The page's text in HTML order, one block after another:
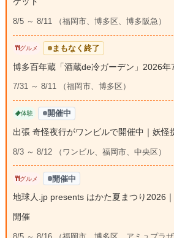
8/5 ～ 8/11 （福岡市、博多区、博多阪急）
グルメ まもなく終了
博多百年蔵「酒蔵de冷ガーデン」2026年
7/31 ～ 8/11 （福岡市、博多区）
体験 開催中
出張 奇怪夜行がワンビルで開催中｜妖怪
8/3 ～ 8/12 （ワンビル、福岡市、中央区）
グルメ 開催中
地球人.jp presents はかた夏まつり2026
開催